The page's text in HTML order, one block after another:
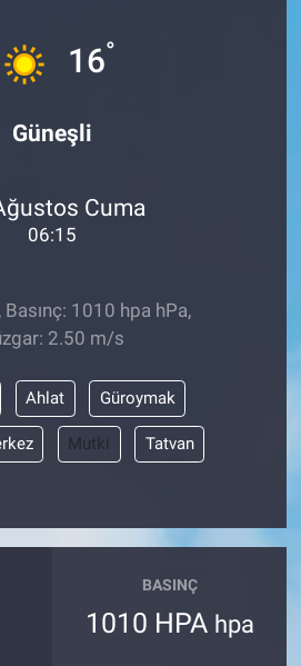
16°
Güneşli
Cuma
06:15
Basınç: 1010 hpa hPa,
2.50 m/s
Ahlat Güroymak
Mutki Tatvan
BASINÇ
1010 HPA hpa